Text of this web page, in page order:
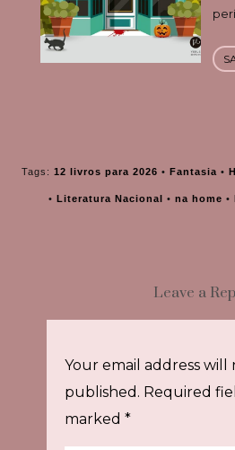
Tags: 12 livros para 2026 • Fantasia •
• Literatura Nacional • na home •
Leave a
Your email address will
published. Required
marked *